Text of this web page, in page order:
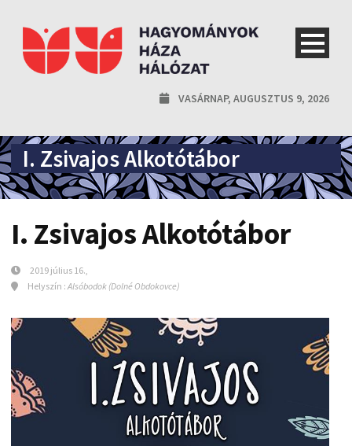
VASÁRNAP, AUGUSZTUS 9, 2026
I. Zsivajos Alkotótábor
I. Zsivajos Alkotótábor
2019 július 16.,
Helyszín : Alsóbodok (Dolné Obdokovce)